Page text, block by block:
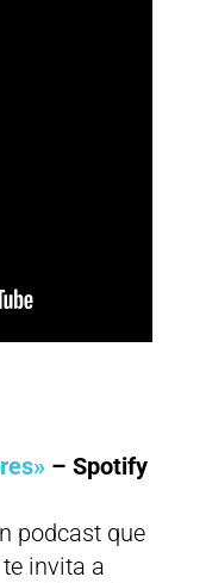
– Spotify
podcast que
invita a